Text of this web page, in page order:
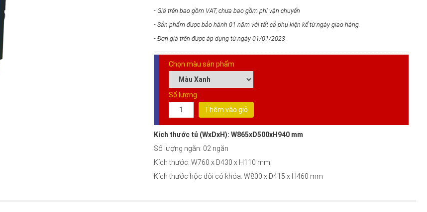
- Giá trên bao gồm VAT, chưa bao gồm phí vận chuyển
- Sản phẩm được bảo hành 01 năm với tất cả phụ kiện kể từ ngày giao hàng.
- Đơn giá trên được áp dụng từ ngày 01/01/2023
Chọn màu sản phẩm
Số lượng
Thêm vào giỏ
Kích thước tủ (WxDxH): W865xD500xH940 mm
Số lượng ngăn: 02 ngăn
Kích thước: W760 x D430 x H110 mm
Kích thước hộc đôi có khóa: W800 x D415 x H460 mm